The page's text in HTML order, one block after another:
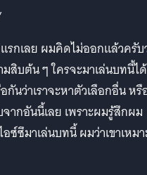
กเลย ผมคิดไม่ออกแล้วครับ
สิบต้น ๆ ใครจะมาเล่นบทนี้ได้
อกันว่าเราจะหาตัวเลือกอื่น หรื
ากอันนี้เลย เพราะผมรู้สึกผม
ซึมาเล่นบทนี้ ผมว่าเขาเหม